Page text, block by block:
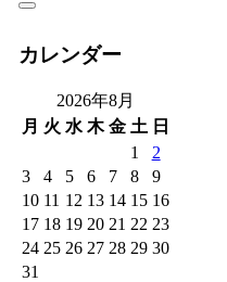
カレンダー
2026年8月
月 火 水 木 金 土 日
1
2
3
4 5 6 7 8
9
10 11 12 13 14 15 16
17 18 19 20 21 22 23
24 25 26 27 28 29 30
31